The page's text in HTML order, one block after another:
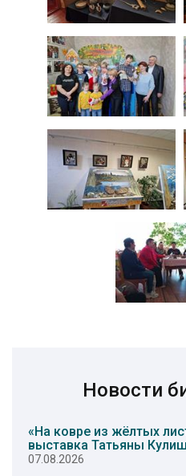
Новости
«На ковре из жёлтых
выставка Татьяны
07.08.2026